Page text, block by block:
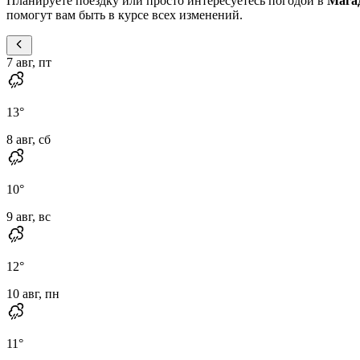
помогут вам быть в курсе всех изменений.
7 авг, пт
13°
8 авг, сб
10°
9 авг, вс
12°
10 авг, пн
11°